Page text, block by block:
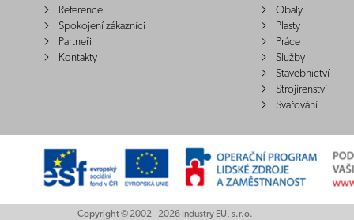
Reference
Spokojení zákazníci
Partneři
Kontakty
Obaly
Plasty
Práce
Služby
Stavebnictví
Strojírenství
Svařování
Copyright © 2002 - 2026 Industry EU, s.r.o.